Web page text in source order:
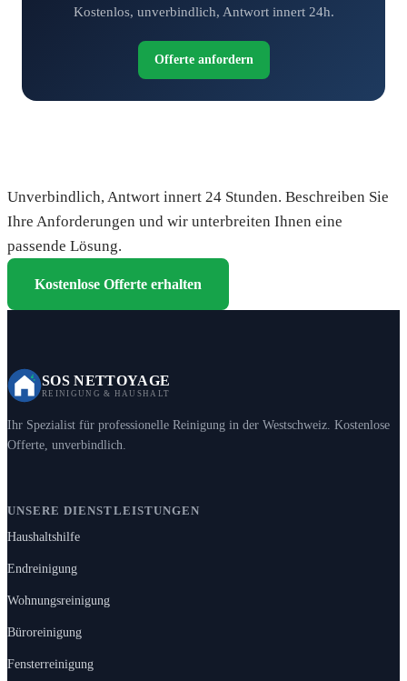
Kostenlos, unverbindlich, Antwort innert 24h.
Offerte anfordern
Unverbindlich, Antwort innert 24 Stunden. Beschreiben Sie
Ihre Anforderungen und wir unterbreiten Ihnen eine
passende Lösung.
Kostenlose Offerte erhalten
SOS NETTOYAGE
REINIGUNG & HAUSHALT
Ihr Spezialist für professionelle Reinigung in der Westschweiz. Kostenlose
Offerte, unverbindlich.
UNSERE DIENSTLEISTUNGEN
Haushaltshilfe
Endreinigung
Wohnungsreinigung
Büroreinigung
Fensterreinigung